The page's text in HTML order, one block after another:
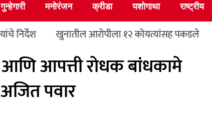
गुन्हेगारी मनोरंजन क्रीडा यशोगाथा राष्ट्रीय
खुनातील आरोपीला १२ कोयत्यांसह पकडले सायबर
आपत्ती रोधक बांधकामे
पवार